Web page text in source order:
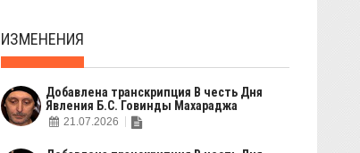
ИЗМЕНЕНИЯ
Добавлена транскрипция В честь Дня
Явления Б.С. Говинды Махараджа
21.07.2026